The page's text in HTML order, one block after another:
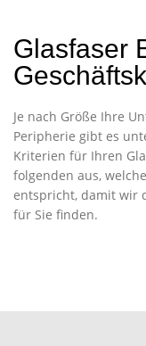
Glasfaser
Je nach Größe Ihre
Peripherie gibt es
Kriterien für Ihren
folgenden aus,
entspricht, damit wir
für Sie finden.